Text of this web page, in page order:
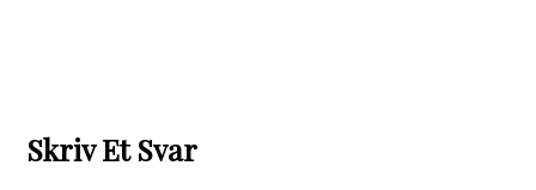
Interactions
Skriv Et Svar